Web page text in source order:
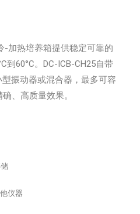
-加热培养箱提供稳定可靠的
到60°C。DC-ICB-CH25自带
振动器或混合器，最多可容
、高质量效果。
仪器